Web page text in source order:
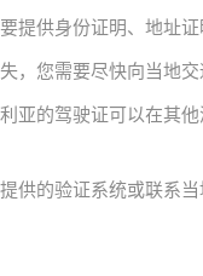
供身份证明、地址
您需要尽快向当地
亚的驾驶证可以在其
的验证系统或联系